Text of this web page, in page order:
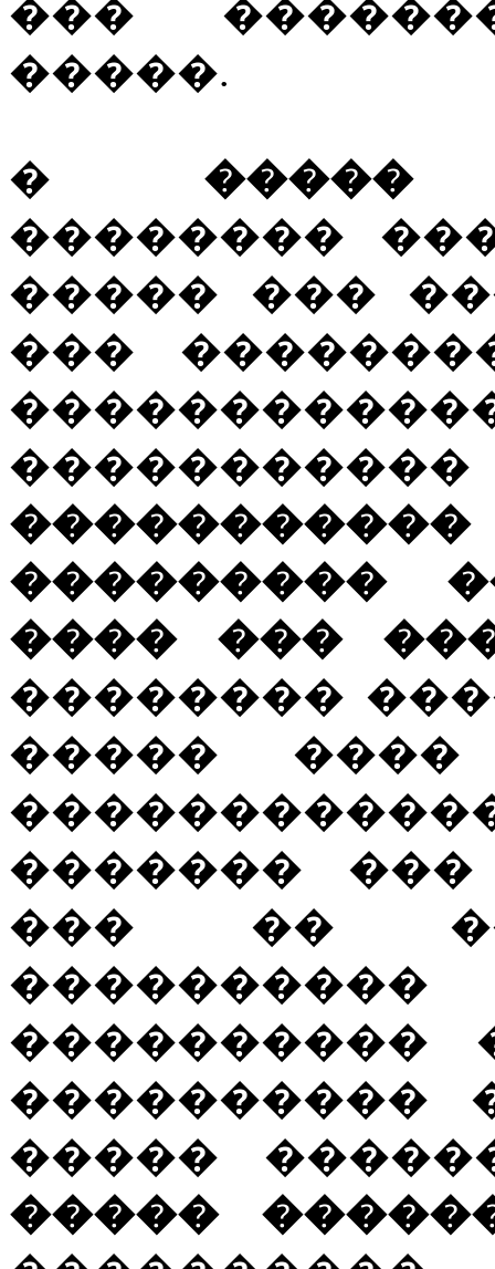
���
�����.
� �����
��������
����� ���
���
���������
���� ���
��������
�����
�������
��� ��
����������
����������
�����
�����